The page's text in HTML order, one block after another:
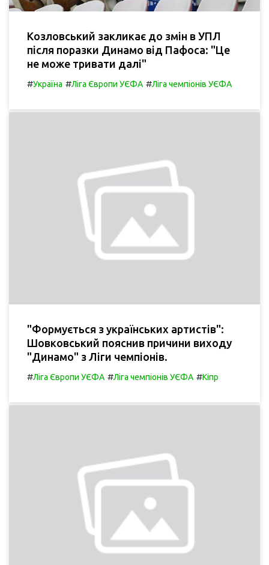
Козловський закликає до змін в УПЛ
після поразки Динамо від Пафоса: "Це
не може тривати далі"
#Україна #Ліга Європи УЄФА #Ліга чемпіонів УЄФА
"Формується з українських артистів":
Шовковський пояснив причини виходу
"Динамо" з Ліги чемпіонів.
#Ліга Європи УЄФА #Ліга чемпіонів УЄФА #Кіпр